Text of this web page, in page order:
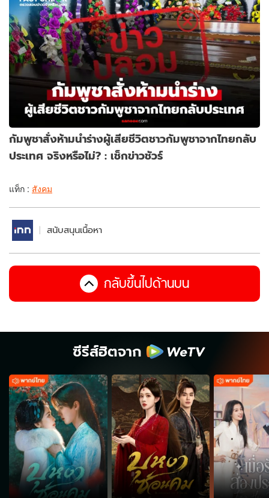
กัมพูชาสั่งห้ามนำร่างผู้เสียชีวิตชาวกัมพูชาจากไทยกลับ
ประเทศ จริงหรือไม่? : เช็กข่าวชัวร์
แท็ก : สังคม
สนับสนุนเนื้อหา
กลับขึ้นไปด้านบน
ซีรีส์ฮิตจาก